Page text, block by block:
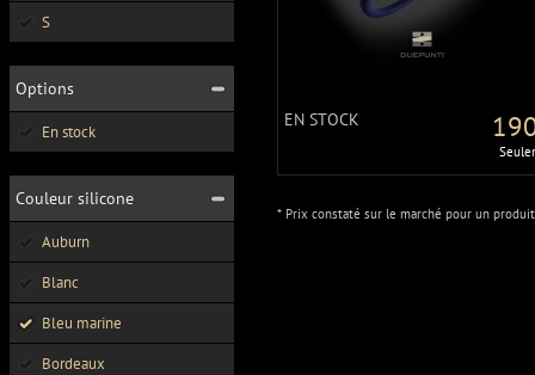
S
Options
En stock
Couleur silicone
Auburn
Blanc
Bleu marine
Bordeaux
EN STOCK
* Prix constaté sur le marché pour un